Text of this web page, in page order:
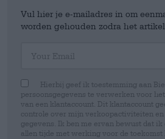
Vul hier je e-mailadres in om
worden gehouden zodra het
Hierbij geef ik toestemming aan
persoonsgegevens te verwerken voor
van een klantaccount. Dit klantaccount
controle over mijn verkoopactiviteiten
gegevens. Ik ben me ervan bewust dat
allen tijde met werking voor de toekomst